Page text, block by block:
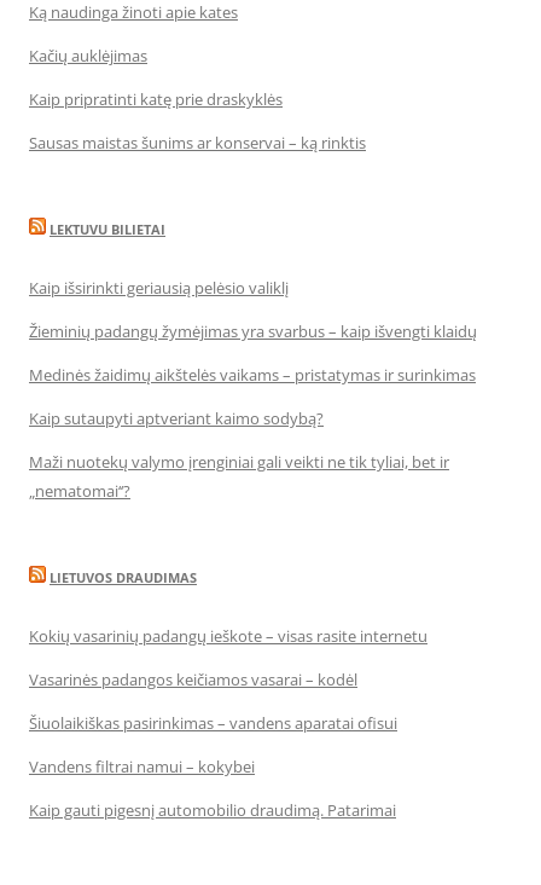
Ką naudinga žinoti apie kates
Kačių auklėjimas
Kaip pripratinti katę prie draskyklės
Sausas maistas šunims ar konservai – ką rinktis
LEKTUVU BILIETAI
Kaip išsirinkti geriausią pelėsio valiklį
Žieminių padangų žymėjimas yra svarbus – kaip išvengti klaidų
Medinės žaidimų aikštelės vaikams – pristatymas ir surinkimas
Kaip sutaupyti aptveriant kaimo sodybą?
Maži nuotekų valymo įrenginiai gali veikti ne tik tyliai, bet ir
„nematomai‘‘?
LIETUVOS DRAUDIMAS
Kokių vasarinių padangų ieškote – visas rasite internetu
Vasarinės padangos keičiamos vasarai – kodėl
Šiuolaikiškas pasirinkimas – vandens aparatai ofisui
Vandens filtrai namui – kokybei
Kaip gauti pigesnį automobilio draudimą. Patarimai